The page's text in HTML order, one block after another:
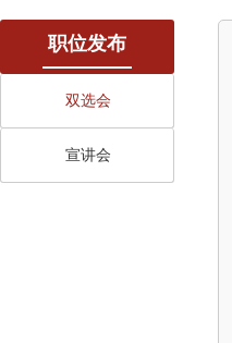
职位发布
双选会
宣讲会